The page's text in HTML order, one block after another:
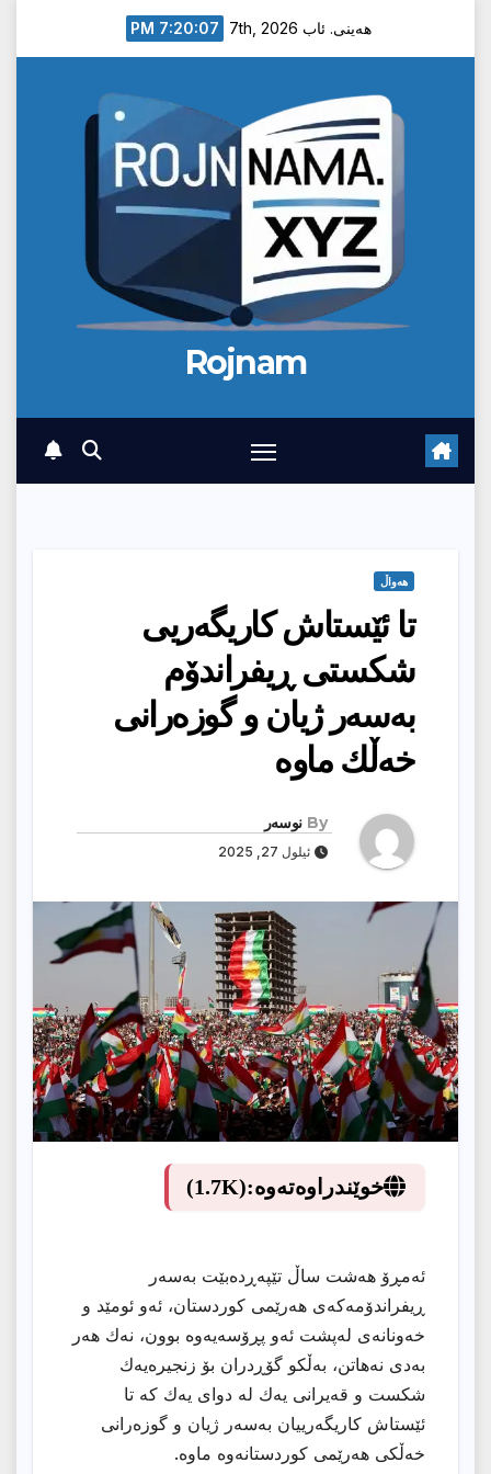
هەینی. ئاب 7th, 2026 7:20:08 PM
Rojnam
هەواڵ
تا ئێستاش كاریگەریی
شکستی ڕیفراندۆم
بەسەر ژیان و گوزەرانی
خەڵك ماوە
By نوسەر
ئیلول 27, 2025
خوێندراوەتەوە:(1.7K)
ئەمڕۆ هەشت ساڵ تێپەڕدەبێت بەسەر
ڕیفراندۆمەكەی هەرێمی كوردستان، ئەو ئومێد و
خەونانەی لەپشت ئەو پڕۆسەیەوە بوون، نەك هەر
بەدی نەهاتن، بەڵكو گۆڕدران بۆ زنجیرەیەك
شكست و قەیرانی یەك لە دوای یەك كە تا
ئێستاش كاریگەرییان بەسەر ژیان و گوزەرانی
خەڵكی هەرێمی كوردستانەوە ماوە.